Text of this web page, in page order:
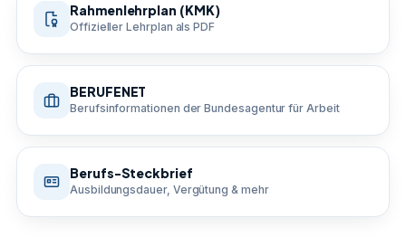
Rahmenlehrplan (KMK)
Offizieller Lehrplan als PDF
BERUFENET
Berufsinformationen der Bundesagentur für Arbeit
Berufs-Steckbrief
Ausbildungsdauer, Vergütung & mehr